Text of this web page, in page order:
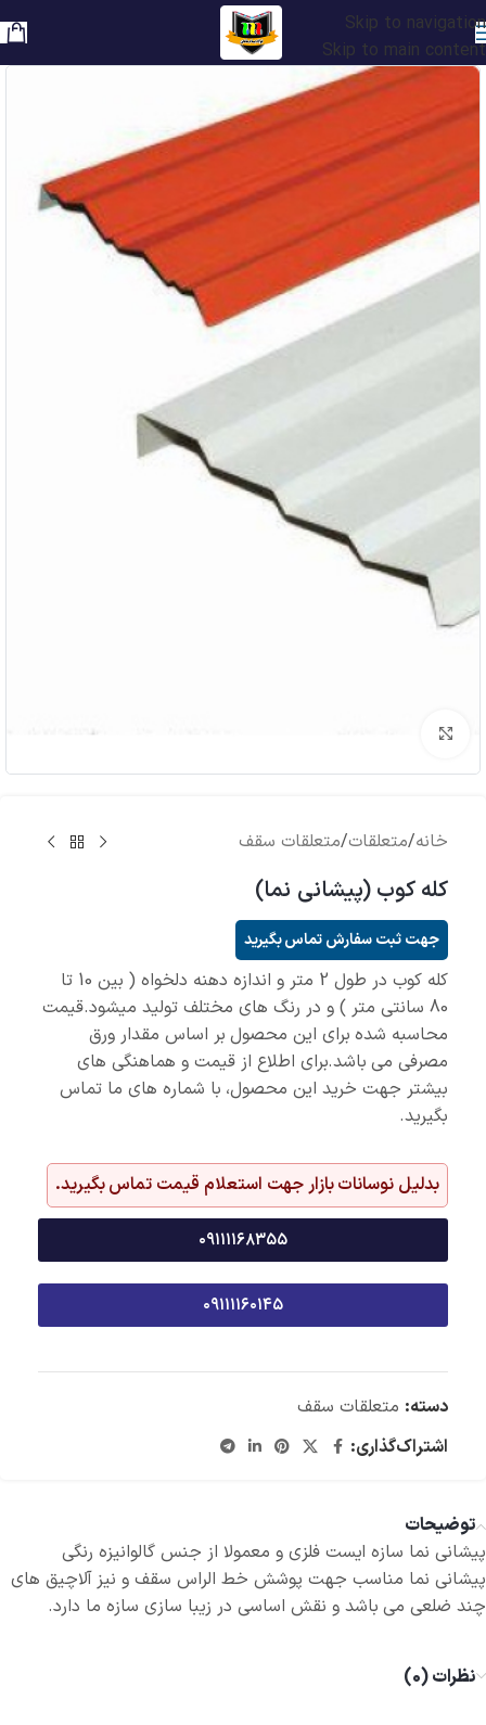
Skip to navigation
Skip to main content
خانه/متعلقات/متعلقات سقف
کله کوب (پیشانی نما)
جهت ثبت سفارش تماس بگیرید
کله کوب در طول 2 متر و اندازه دهنه دلخواه ( بین 10 تا
80 سانتی متر ) و در رنگ های مختلف تولید میشود.قیمت
محاسبه شده برای این محصول بر اساس مقدار ورق
مصرفی می باشد.برای اطلاع از قیمت و هماهنگی های
بیشتر جهت خرید این محصول، با شماره های ما تماس
بگیرید.
بدلیل نوسانات بازار جهت استعلام قیمت تماس بگیرید.
۰۹۱۱۱۱۶۸۳۵۵
۰۹۱۱۱۱۶۰۱۴۵
دسته: متعلقات سقف
اشتراک‌گذاری:
توضیحات
پیشانی نما سازه ایست فلزی و معمولا از جنس گالوانیزه رنگی
پیشانی نما مناسب جهت پوشش خط الراس سقف و نیز آلاچیق های
چند ضلعی می باشد و نقش اساسی در زیبا سازی سازه ما دارد.
نظرات (0)